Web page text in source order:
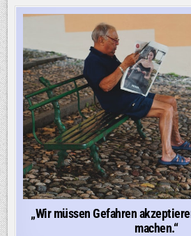
„Wir müssen Gefahren
machen.“